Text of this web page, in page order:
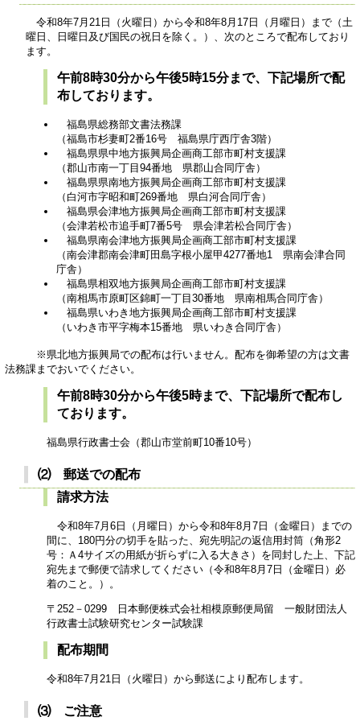
令和8年7月21日（火曜日）から令和8年8月17日（月曜日）まで（土
曜日、日曜日及び国民の祝日を除く。）、次のところで配布しており
ます。
午前8時30分から午後5時15分まで、下記場所で配
布しております。
福島県総務部文書法務課
（福島市杉妻町2番16号 福島県庁西庁舎3階）
福島県県中地方振興局企画商工部市町村支援課
（郡山市南一丁目94番地 県郡山合同庁舎）
福島県県南地方振興局企画商工部市町村支援課
（白河市字昭和町269番地 県白河合同庁舎）
福島県会津地方振興局企画商工部市町村支援課
（会津若松市追手町7番5号 県会津若松合同庁舎）
福島県南会津地方振興局企画商工部市町村支援課
（南会津郡南会津町田島字根小屋甲4277番地1 県南会津合同
庁舎）
福島県相双地方振興局企画商工部市町村支援課
（南相馬市原町区錦町一丁目30番地 県南相馬合同庁舎）
福島県いわき地方振興局企画商工部市町村支援課
（いわき市平字梅本15番地 県いわき合同庁舎）
※県北地方振興局での配布は行いません。配布を御希望の方は文書
法務課までおいでください。
午前8時30分から午後5時まで、下記場所で配布し
ております。
福島県行政書士会（郡山市堂前町10番10号）
⑵ 郵送での配布
請求方法
令和8年7月6日（月曜日）から令和8年8月7日（金曜日）までの
間に、180円分の切手を貼った、宛先明記の返信用封筒（角形2
号：Ａ4サイズの用紙が折らずに入る大きさ）を同封した上、下記
宛先まで郵便で請求してください（令和8年8月7日（金曜日）必
着のこと。）。
〒252－0299 日本郵便株式会社相模原郵便局留 一般財団法人
行政書士試験研究センター試験課
配布期間
令和8年7月21日（火曜日）から郵送により配布します。
⑶ ご注意